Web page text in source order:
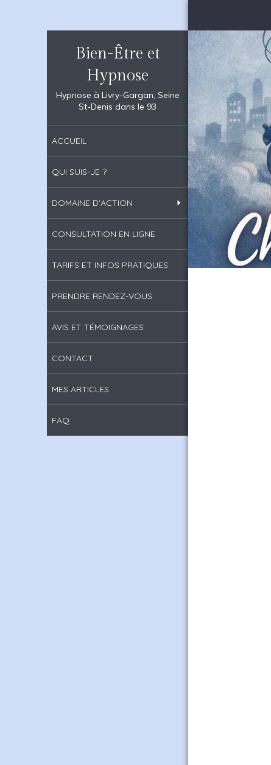
Bien-Être et
Hypnose
Hypnose à Livry-Gargan, Seine
St-Denis dans le 93
ACCUEIL
QUI SUIS-JE ?
DOMAINE D'ACTION
CONSULTATION EN LIGNE
TARIFS ET INFOS PRATIQUES
PRENDRE RENDEZ-VOUS
AVIS ET TÉMOIGNAGES
CONTACT
MES ARTICLES
FAQ